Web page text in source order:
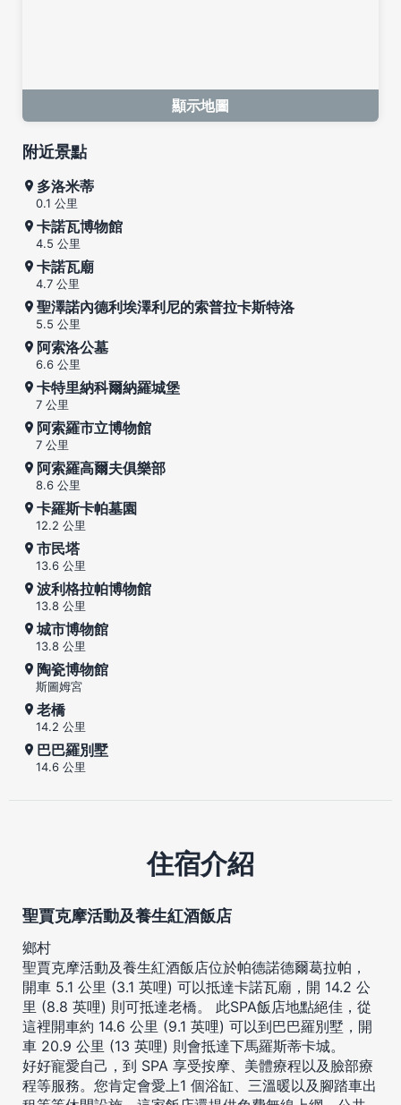
顯示地圖
附近景點
多洛米蒂
0.1 公里
卡諾瓦博物館
4.5 公里
卡諾瓦廟
4.7 公里
聖澤諾內德利埃澤利尼的索普拉卡斯特洛
5.5 公里
阿索洛公墓
6.6 公里
卡特里納科爾納羅城堡
7 公里
阿索羅市立博物館
7 公里
阿索羅高爾夫俱樂部
8.6 公里
卡羅斯卡帕墓園
12.2 公里
市民塔
13.6 公里
波利格拉帕博物館
13.8 公里
城市博物館
13.8 公里
陶瓷博物館
斯圖姆宮
老橋
14.2 公里
巴巴羅別墅
14.6 公里
住宿介紹
聖賈克摩活動及養生紅酒飯店
鄉村
聖賈克摩活動及養生紅酒飯店位於帕德諾德爾葛拉帕，
開車 5.1 公里 (3.1 英哩) 可以抵達卡諾瓦廟，開 14.2 公
里 (8.8 英哩) 則可抵達老橋。 此SPA飯店地點絕佳，從
這裡開車約 14.6 公里 (9.1 英哩) 可以到巴巴羅別墅，開
車 20.9 公里 (13 英哩) 則會抵達下馬羅斯蒂卡城。
好好寵愛自己，到 SPA 享受按摩、美體療程以及臉部療
程等服務。您肯定會愛上1 個浴缸、三溫暖以及腳踏車出